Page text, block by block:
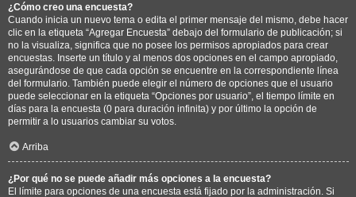
¿Cómo creo una encuesta?
Cuando inicia un nuevo tema o edita el primer mensaje del mismo, debe hacer
clic en la etiqueta “Agregar Encuesta” debajo del formulario de publicación; si
no la visualiza, significa que no posee los permisos apropiados para crear
encuestas. Inserte un título y al menos dos opciones en el campo apropiado,
asegurándose de que cada opción se encuentre en la correspondiente línea
del formulario. También puede elegir el número de opciones que el usuario
puede seleccionar en la etiqueta “Opciones por usuario”, el tiempo límite en
días para la encuesta (0 para duración infinita) y por último la opción de
permitir a lo usuarios cambiar su votos.
Arriba
¿Por qué no se puede añadir más opciones a la encuesta?
El límite para opciones de una encuesta está fijado por la administración. Si